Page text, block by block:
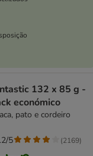
132 x 85 g -
económico
pato e cordeiro
5 (2169)